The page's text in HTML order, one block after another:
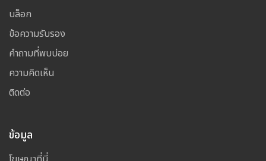
บล็อก
ข้อความรับรอง
คำถามที่พบบ่อย
ความคิดเห็น
ติดต่อ
ข้อมูล